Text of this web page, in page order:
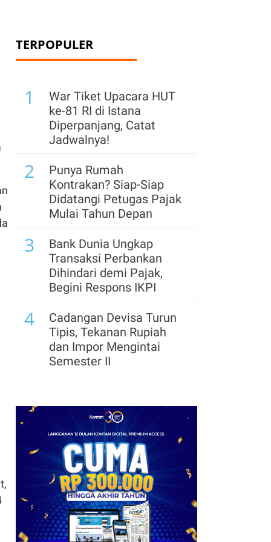
TERPOPULER
1
War Tiket Upacara HUT
ke-81 RI di Istana
Diperpanjang, Catat
Jadwalnya!
2
Punya Rumah
Kontrakan? Siap-Siap
Didatangi Petugas Pajak
Mulai Tahun Depan
3
Bank Dunia Ungkap
Transaksi Perbankan
Dihindari demi Pajak,
Begini Respons IKPI
4
Cadangan Devisa Turun
Tipis, Tekanan Rupiah
dan Impor Mengintai
Semester II